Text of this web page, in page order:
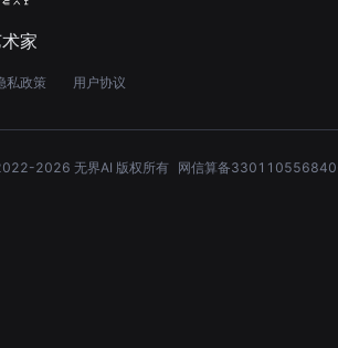
家
私政策 用户协议
2026 无界AI 版权所有 网信算备